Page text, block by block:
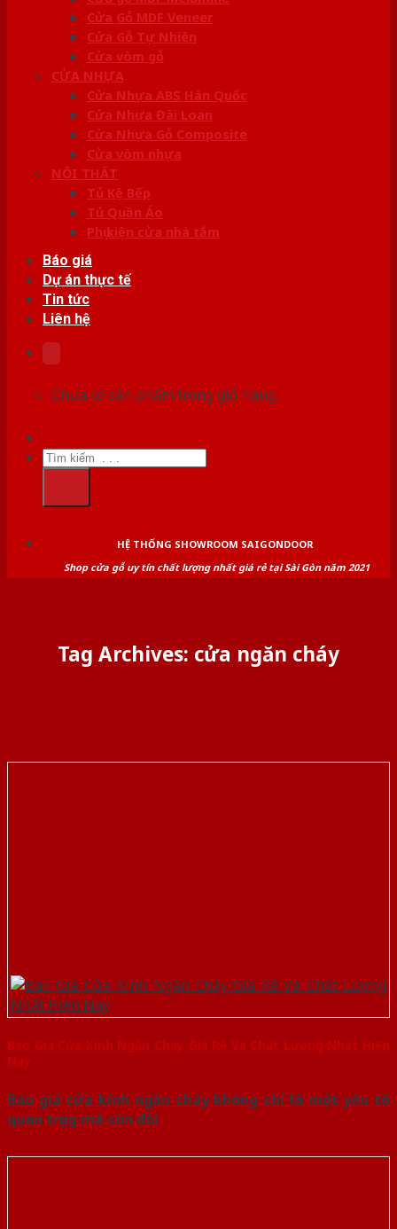
Cửa Gỗ MDF Veneer
Cửa Gỗ Tự Nhiên
Cửa vòm gỗ
CỬA NHỰA
Cửa Nhựa ABS Hàn Quốc
Cửa Nhựa Đài Loan
Cửa Nhựa Gỗ Composite
Cửa vòm nhựa
NỘI THẤT
Tủ Kệ Bếp
Tủ Quần Áo
Phụ kiện cửa nhà tắm
Báo giá
Dự án thực tế
Tin tức
Liên hệ
Chưa có sản phẩm trong giỏ hàng.
Tìm
kiếm:
HỆ THỐNG SHOWROOM SAIGONDOOR
Shop cửa gỗ uy tín chất lượng nhất giá rẻ tại Sài Gòn năm 2021
Tag Archives: cửa ngăn cháy
Báo Giá Cửa Kính Ngăn Cháy Giá Rẻ Và Chất Lượng Nhất Hiện
Nay
Báo giá cửa kính ngăn cháy không chỉ là một yếu tố
quan trọng mà còn đòi